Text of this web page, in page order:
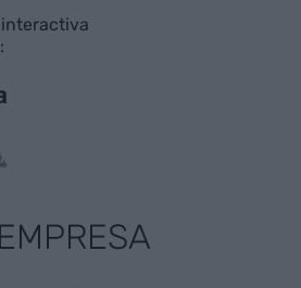
interactiva